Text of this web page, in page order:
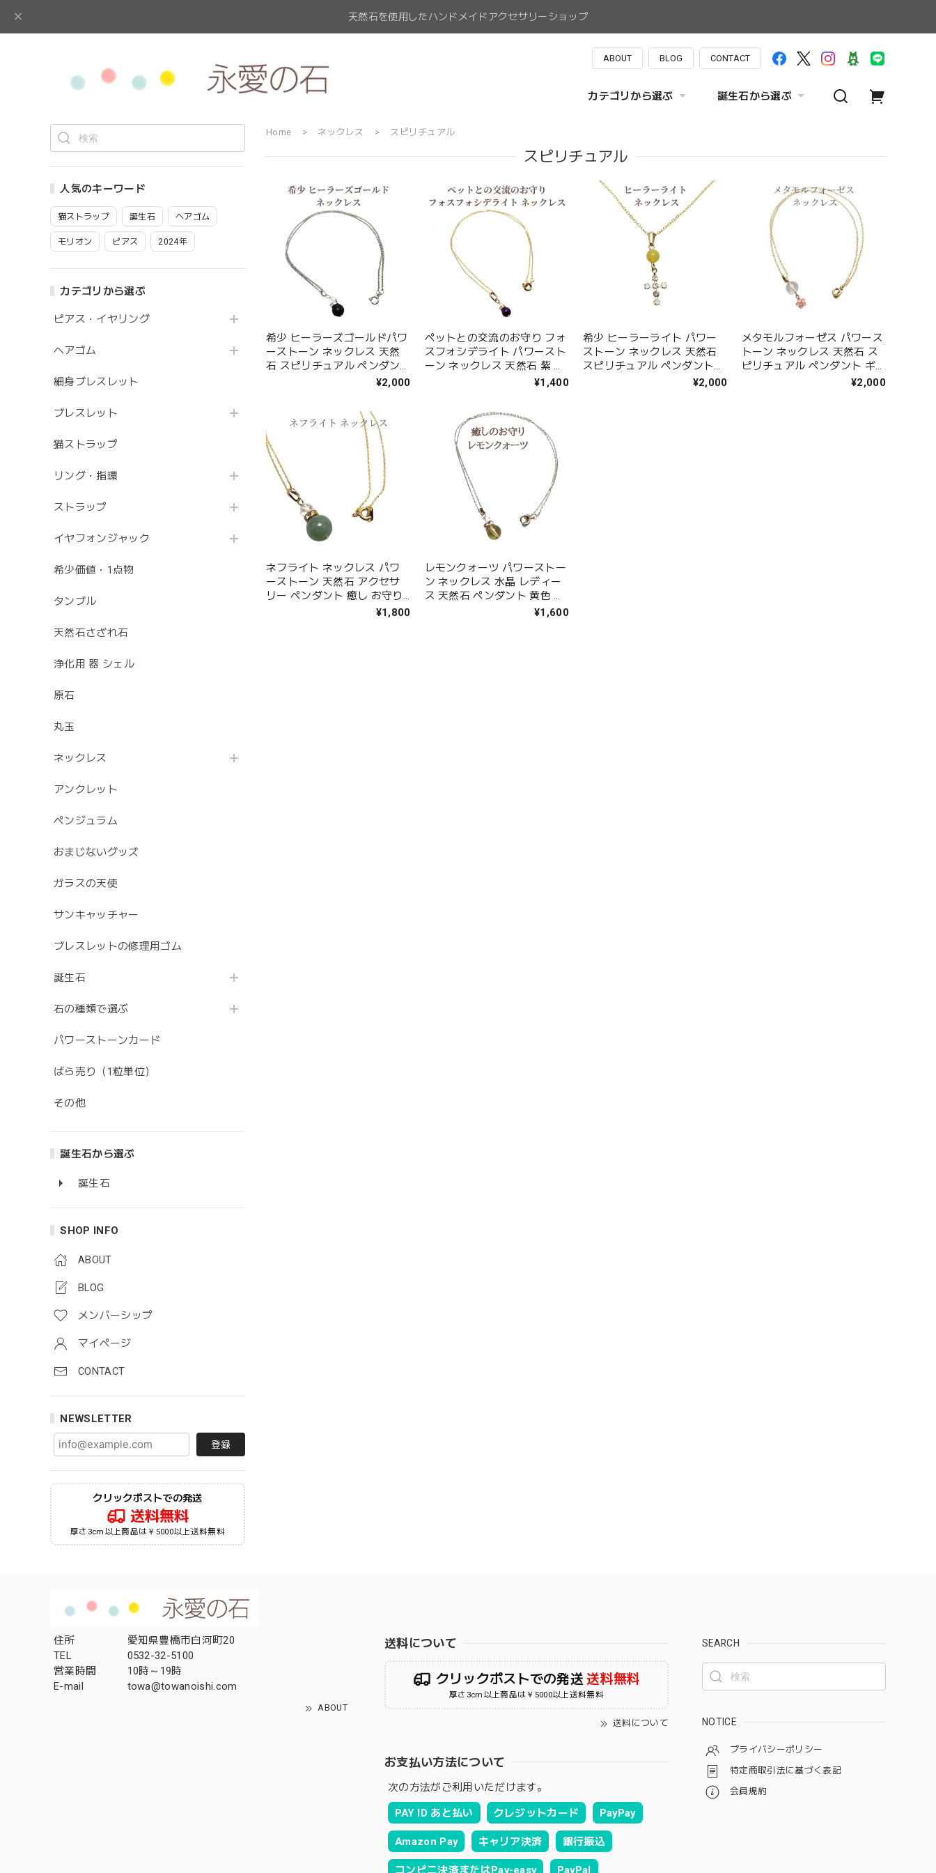
天然石を使用したハンドメイドアクセサリーショップ
ABOUT BLOG CONTACT
カテゴリから選ぶ 誕生石から選ぶ
人気のキーワード
猫ストラップ 誕生石 ヘアゴム
モリオン ピアス 2024年
カテゴリから選ぶ
ピアス・イヤリング
ヘアゴム
細身ブレスレット
ブレスレット
猫ストラップ
リング・指環
ストラップ
イヤフォンジャック
希少価値・1点物
タンブル
天然石さざれ石
浄化用 器 シェル
原石
丸玉
ネックレス
アンクレット
ペンジュラム
おまじないグッズ
ガラスの天使
サンキャッチャー
ブレスレットの修理用ゴム
誕生石
石の種類で選ぶ
パワーストーンカード
ばら売り（1粒単位）
その他
誕生石から選ぶ
誕生石
SHOP INFO
ABOUT
BLOG
メンバーシップ
マイページ
CONTACT
NEWSLETTER
登録
クリックポストでの発送
送料無料
厚さ3cm以上商品は￥5000以上送料無料
Home ネックレス スピリチュアル
スピリチュアル
希少 ヒーラーズゴールドパワ
ーストーン ネックレス 天然
石 スピリチュアル ペンダン
ト ギフト アクセサリー¥2,000
ペットとの交流のお守り フォ
スフォシデライト パワースト
ーン ネックレス 天然石 紫 パ
ープル ペンダント ギフト ア
¥1,400
希少 ヒーラーライト パワー
ストーン ネックレス 天然石
スピリチュアル ペンダント
¥2,000
メタモルフォーゼス パワース
トーン ネックレス 天然石 ス
ピリチュアル ペンダント ギ
¥2,000
ネフライト ネックレス パワ
ーストーン 天然石 アクセサ
リー ペンダント 癒し お守り
チェーン ゴールド 女性 誕生
¥1,800
レモンクォーツ パワーストー
ン ネックレス 水晶 レディー
ス 天然石 ペンダント 黄色 レ
モン色 幸運 かわいい 手作り
¥1,600
住所
愛知県豊橋市白河町20
TEL
0532-32-5100
営業時間
10時～19時
E-mail
towa@towanoishi.com
ABOUT
送料について
クリックポストでの発送 送料無料
厚さ3cm以上商品は￥5000以上送料無料
送料について
お支払い方法について
次の方法がご利用いただけます。
PAY ID あと払い クレジットカード PayPay
Amazon Pay キャリア決済 銀行振込
コンビニ決済またはPay-easy PayPal
SEARCH
NOTICE
プライバシーポリシー
特定商取引法に基づく表記
会員規約